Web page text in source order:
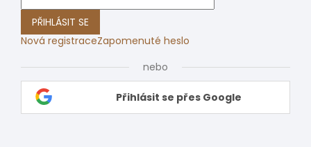
PŘIHLÁSIT SE
Nová registraceZapomenuté heslo
nebo
Přihlásit se přes Google